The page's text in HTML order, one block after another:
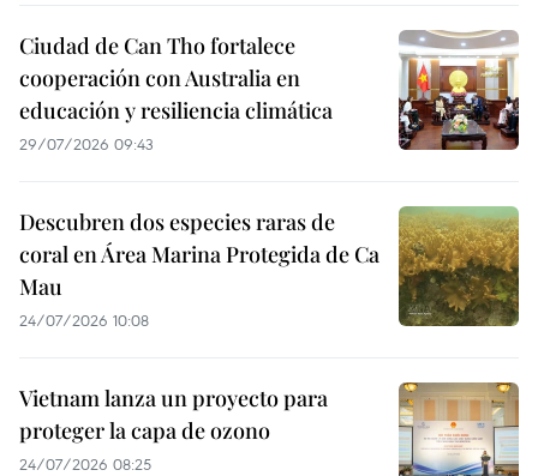
Ciudad de Can Tho fortalece
cooperación con Australia en
educación y resiliencia climática
29/07/2026 09:43
Descubren dos especies raras de
coral en Área Marina Protegida de Ca
Mau
24/07/2026 10:08
Vietnam lanza un proyecto para
proteger la capa de ozono
24/07/2026 08:25